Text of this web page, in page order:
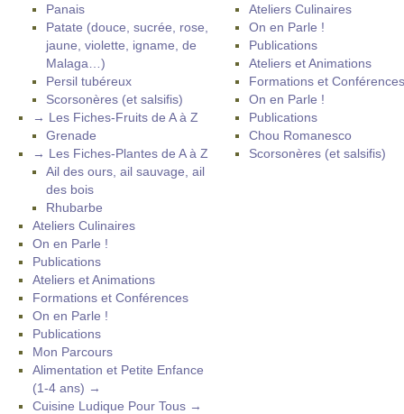
Panais
Patate (douce, sucrée, rose,
jaune, violette, igname, de
Malaga…)
Persil tubéreux
Scorsonères (et salsifis)
→ Les Fiches-Fruits de A à Z
Grenade
→ Les Fiches-Plantes de A à Z
Ail des ours, ail sauvage, ail
des bois
Rhubarbe
Ateliers Culinaires
On en Parle !
Publications
Ateliers et Animations
Formations et Conférences
On en Parle !
Publications
Mon Parcours
Alimentation et Petite Enfance
(1-4 ans) →
Cuisine Ludique Pour Tous →
Ateliers Culinaires
On en Parle !
Publications
Ateliers et Animations
Formations et Conférences
On en Parle !
Publications
Chou Romanesco
Scorsonères (et salsifis)